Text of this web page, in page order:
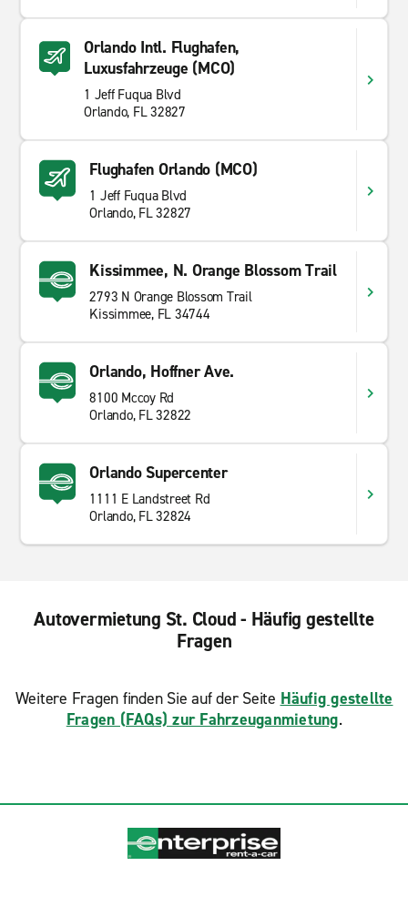
Orlando Intl. Flughafen,
Luxusfahrzeuge (MCO)
1 Jeff Fuqua Blvd
Orlando, FL 32827
Flughafen Orlando (MCO)
1 Jeff Fuqua Blvd
Orlando, FL 32827
Kissimmee, N. Orange Blossom Trail
2793 N Orange Blossom Trail
Kissimmee, FL 34744
Orlando, Hoffner Ave.
8100 Mccoy Rd
Orlando, FL 32822
Orlando Supercenter
1111 E Landstreet Rd
Orlando, FL 32824
Autovermietung St. Cloud - Häufig gestellte
Fragen
Weitere Fragen finden Sie auf der Seite Häufig gestellte
Fragen (FAQs) zur Fahrzeuganmietung.